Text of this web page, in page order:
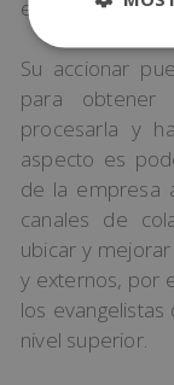
empresas.
Su accionar
para obtener
procesarla y
aspecto es
de la empresa
canales de
ubicar y
y externos, por
los
nivel superior.